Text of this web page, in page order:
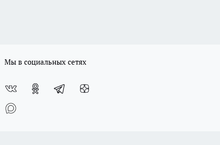
Мы в социальных сетях